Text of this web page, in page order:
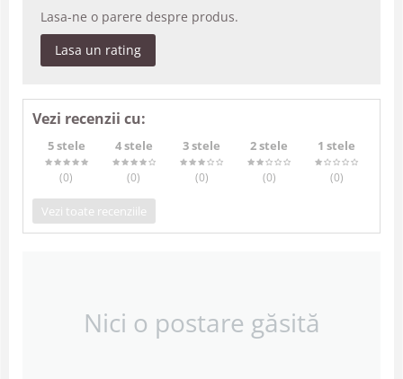
Lasa-ne o parere despre produs.
Lasa un rating
Vezi recenzii cu:
5 stele
(0)
4 stele
(0)
3 stele
(0)
2 stele
(0)
1 stele
(0)
Vezi toate recenziile
Nici o postare găsită